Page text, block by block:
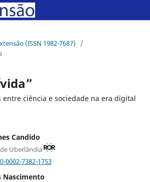
(ISSN 1982-7687)
/
ciência e sociedade na era digital
Candido
Uberlândia
7382-1753
Nascimento